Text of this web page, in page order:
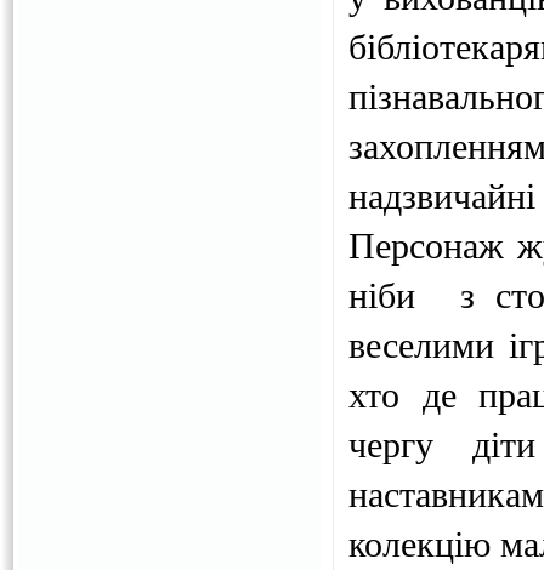
Персонаж
ніби з
веселими
хто де
чергу
колекцію